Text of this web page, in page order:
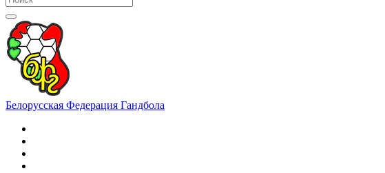
Белорусская Федерация Гандбола